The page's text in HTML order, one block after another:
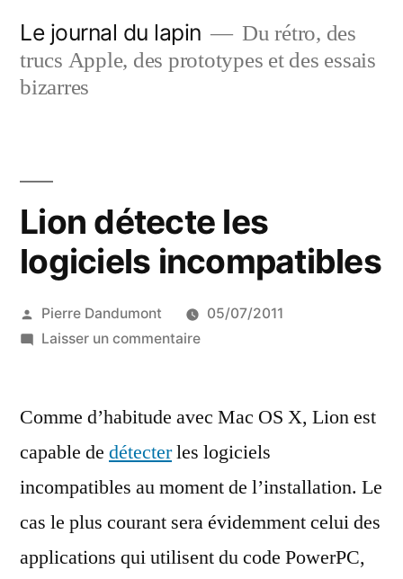
contenu
Le journal du lapin
Du rétro, des
trucs Apple, des prototypes et des essais
bizarres
Lion détecte les
logiciels incompatibles
Publié
par
Pierre Dandumont
05/07/2011
Laisser un commentairesur
les
incompatibles
Comme d’habitude avec Mac OS X, Lion est
capable de détecterles logiciels
incompatibles au moment de l’installation. Le
cas le plus courant sera évidemment celui des
applications qui utilisent du code PowerPC,